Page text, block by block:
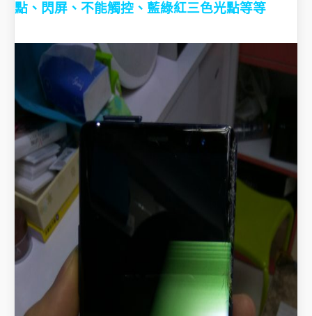
點、閃屏、不能觸控、藍綠紅三色光點等等